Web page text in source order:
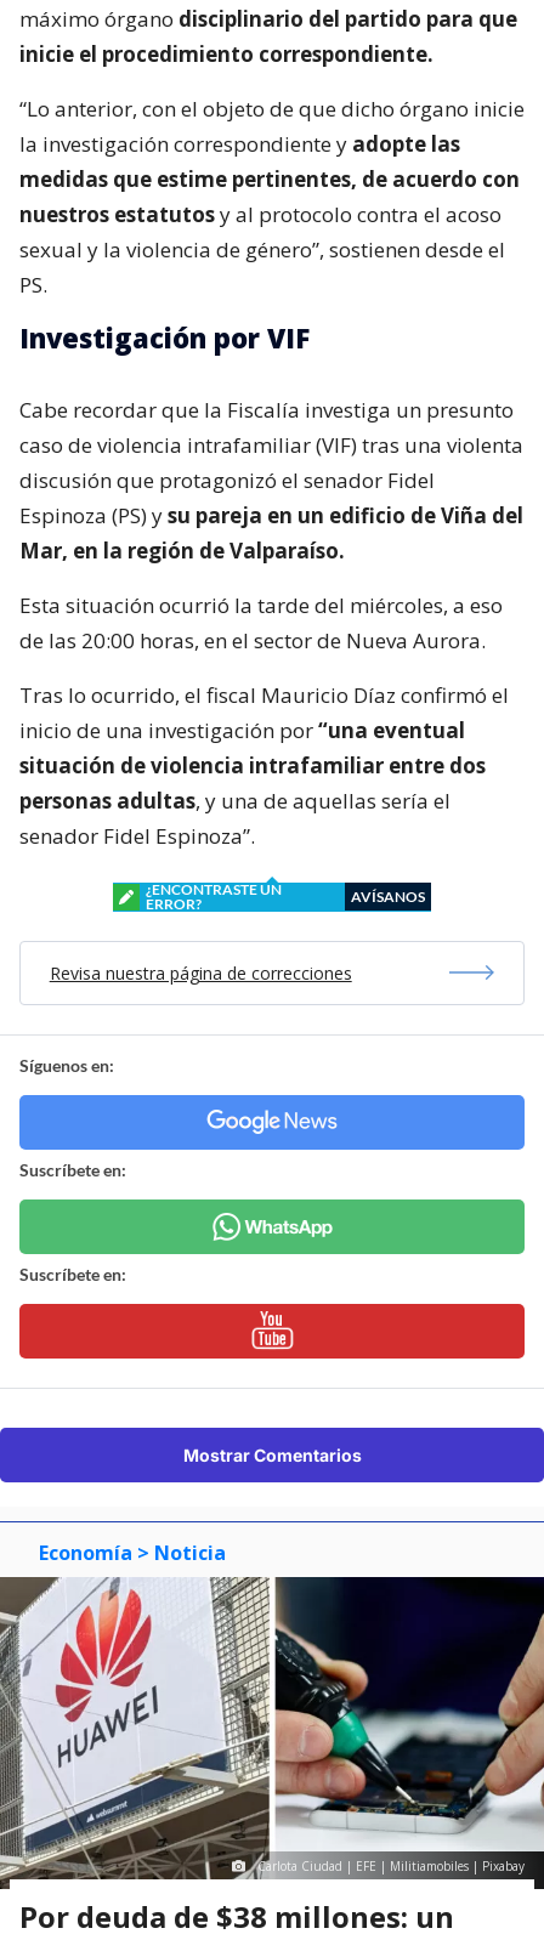
máximo órgano disciplinario del partido para que
inicie el procedimiento correspondiente.
“Lo anterior, con el objeto de que dicho órgano inicie
la investigación correspondiente y adopte las
medidas que estime pertinentes, de acuerdo con
nuestros estatutosy al protocolo contra el acoso
sexual y la violencia de género”, sostienen desde el
PS.
Investigación por VIF
Cabe recordar que la Fiscalía investiga un presunto
caso de violencia intrafamiliar (VIF) tras una violenta
discusión que protagonizó el senador Fidel
Espinoza (PS) ysu pareja en un edificio de Viña del
Mar, en la región de Valparaíso.
Esta situación ocurrió la tarde del miércoles, a eso
de las 20:00 horas, en el sector de Nueva Aurora.
Tras lo ocurrido, el fiscal Mauricio Díaz confirmó el
inicio de una investigación por“una eventual
situación de violencia intrafamiliar entre dos
personas adultas, y una de aquellas sería el
senador Fidel Espinoza”.
¿ENCONTRASTE UN
ERROR?
AVÍSANOS
Revisa nuestra página de correcciones
Síguenos en:
Suscríbete en:
Suscríbete en:
Mostrar Comentarios
Economía > Noticia
Carlota Ciudad | EFE | Militiamobiles | Pixabay
Por deuda de $38 millones: un